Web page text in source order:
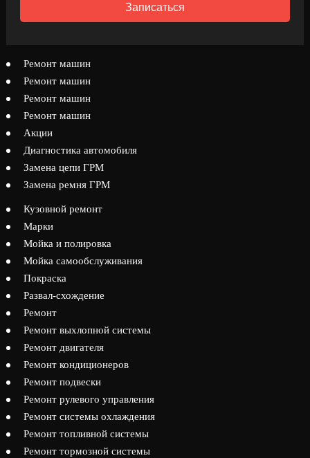
Записаться
Ремонт машин
Ремонт машин
Ремонт машин
Ремонт машин
Акции
Диагностика автомобиля
Замена цепи ГРМ
Замена ремня ГРМ
Кузовной ремонт
Марки
Мойка и полировка
Мойка самообслуживания
Покраска
Развал-схождение
Ремонт
Ремонт выхлопной системы
Ремонт двигателя
Ремонт кондиционеров
Ремонт подвески
Ремонт рулевого управления
Ремонт системы охлаждения
Ремонт топливной системы
Ремонт тормозной системы